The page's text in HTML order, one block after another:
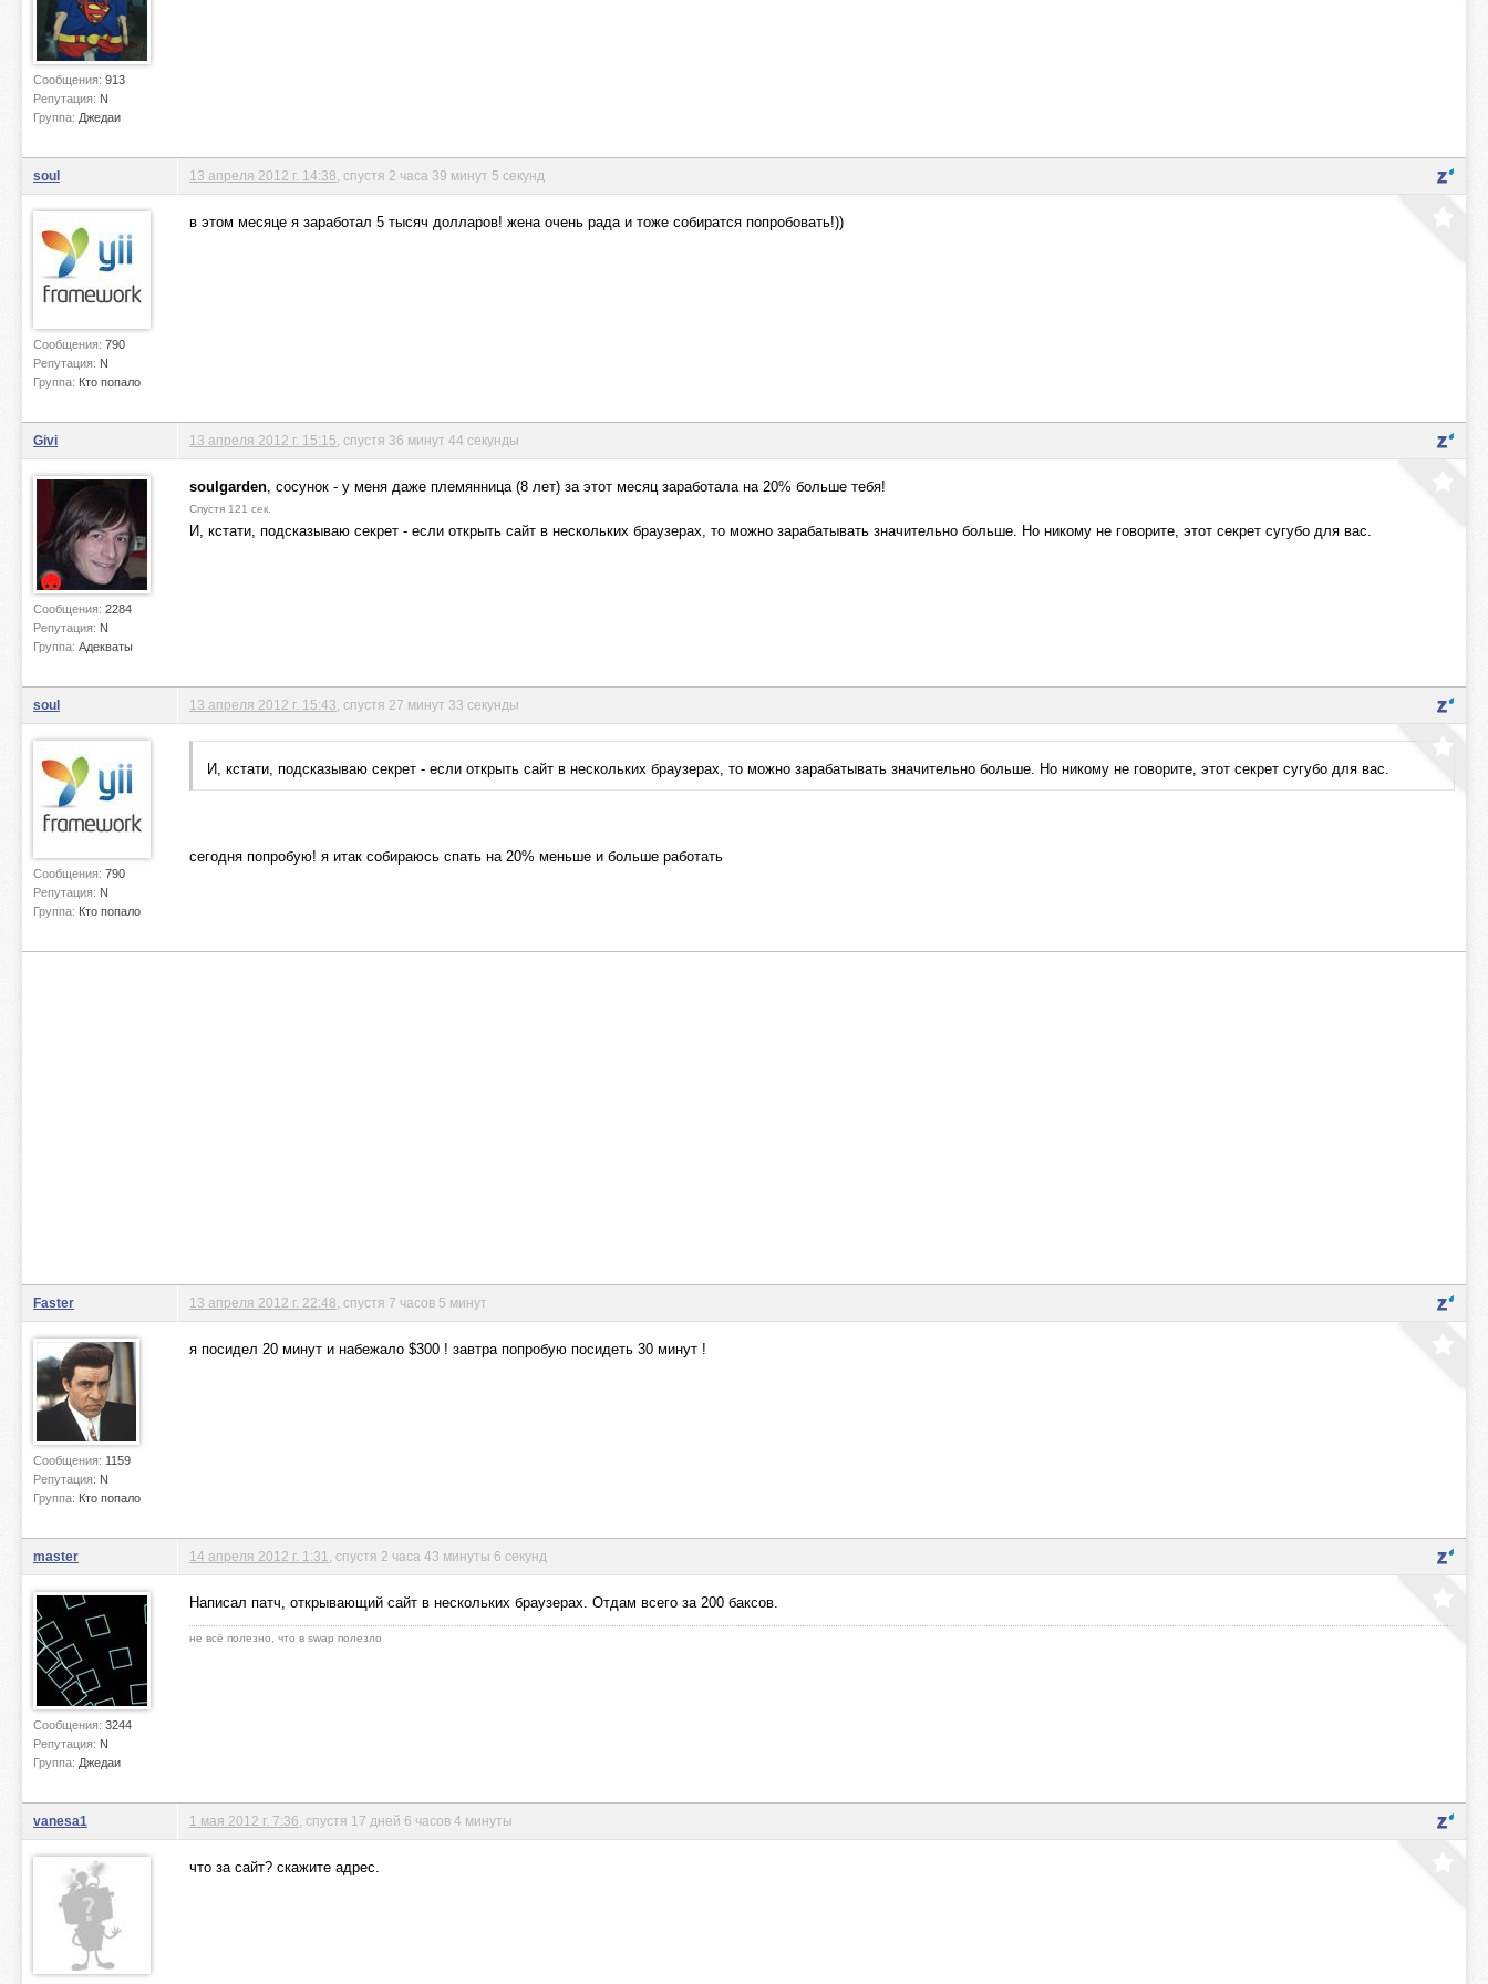
Сообщения: 913
Репутация: N
Группа: Джедаи
soul
Сообщения: 790
Репутация: N
Группа: Кто попало
13 апреля 2012 г. 14:38 , спустя 2 часа 39 минут 5 секунд
в этом месяце я заработал 5 тысяч долларов! жена очень рада и тоже собиратся попробовать!))
Givi
Сообщения: 2284
Репутация: N
Группа: Адекваты
13 апреля 2012 г. 15:15 , спустя 36 минут 44 секунды
soulgarden, сосунок - у меня даже племянница (8 лет) за этот месяц заработала на 20% больше тебя!
Спустя 121 сек.
И, кстати, подсказываю секрет - если открыть сайт в нескольких браузерах, то можно зарабатывать значительно больше. Но никому не говорите, этот секрет сугубо для вас.
soul
Сообщения: 790
Репутация: N
Группа: Кто попало
13 апреля 2012 г. 15:43 , спустя 27 минут 33 секунды
И, кстати, подсказываю секрет - если открыть сайт в нескольких браузерах, то можно зарабатывать значительно больше. Но никому не говорите, этот секрет сугубо для вас.
сегодня попробую! я итак собираюсь спать на 20% меньше и больше работать
Faster
Сообщения: 1159
Репутация: N
Группа: Кто попало
13 апреля 2012 г. 22:48 , спустя 7 часов 5 минут
я посидел 20 минут и набежало $300 ! завтра попробую посидеть 30 минут !
master
Сообщения: 3244
Репутация: N
Группа: Джедаи
14 апреля 2012 г. 1:31 , спустя 2 часа 43 минуты 6 секунд
Написал патч, открывающий сайт в нескольких браузерах. Отдам всего за 200 баксов.
не всё полезно, что в swap полезло
vanesa1 1 мая 2012 г. 7:36 , спустя 17 дней 6 часов 4 минуты
что за сайт? скажите адрес.